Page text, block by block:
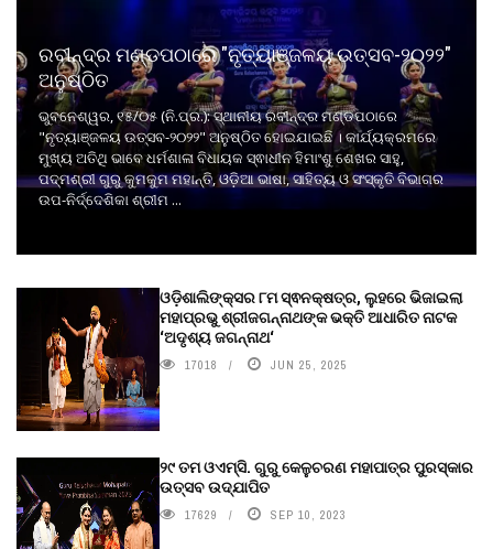
ରବୀନ୍ଦ୍ର ମଣ୍ଡପଠାରେ "ନୃତ୍ୟାଞ୍ଜଳୟ ଉତ୍ସବ-୨୦୨୨"
ଅନୁଷ୍ଠିତ
ଭୁବନେଶ୍ୱର, ୧୫/୦୫ (ନି.ପ୍ର.): ସ୍ଥାନୀୟ ରବୀନ୍ଦ୍ର ମଣ୍ଡପଠାରେ
"ନୃତ୍ୟାଞ୍ଜଳୟ ଉତ୍ସବ-୨୦୨୨" ଅନୁଷ୍ଠିତ ହୋଇଯାଇଛି । କାର୍ଯ୍ୟକ୍ରମରେ
ମୁଖ୍ୟ ଅତିଥି ଭାବେ ଧର୍ମଶାଳା ବିଧାୟକ ସ୍ଵାଧୀନ ହିମାଂଶୁ ଶେଖର ସାହୁ,
ପଦ୍ମଶ୍ରୀ ଗୁରୁ କୁମକୁମ ମହାନ୍ତି, ଓଡ଼ିଆ ଭାଷା, ସାହିତ୍ୟ ଓ ସଂସ୍କୃତି ବିଭାଗର
ଉପ-ନିର୍ଦ୍ଦେଶିକା ଶ୍ରୀମ ...
ଓଡ଼ିଶାଲିଙ୍କ୍ସର ୮ମ ସ୍ଵନକ୍ଷତ୍ର, ଲୁହରେ ଭିଜାଇଲା
ମହାପ୍ରଭୁ ଶ୍ରୀଜଗନ୍ନାଥଙ୍କ ଭକ୍ତି ଆଧାରିତ ନାଟକ
‘ଅଦୃଶ୍ୟ ଜଗନ୍ନାଥ‘
17018 JUN 25, 2025
୨୯ ତମ ଓଏମ୍‌ସି. ଗୁରୁ କେଳୁଚରଣ ମହାପାତ୍ର ପୁରସ୍କାର
ଉତ୍ସବ ଉଦ୍‍ଯାପିତ
17629 SEP 10, 2023